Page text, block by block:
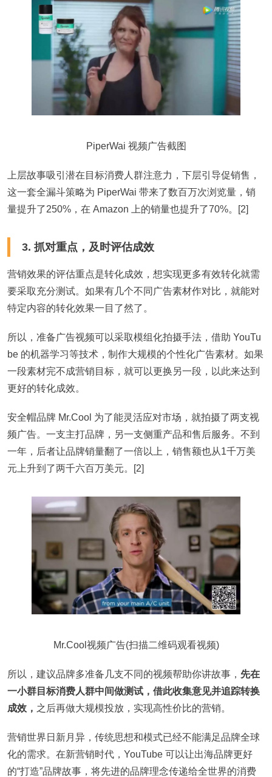
PiperWai 视频广告截图
上层故事吸引潜在目标消费人群注意力，下层引导促销售，
这一套全漏斗策略为 PiperWai 带来了数百万次浏览量，销
量提升了250%，在 Amazon 上的销量也提升了70%。[2]
3. 抓对重点，及时评估成效
营销效果的评估重点是转化成效，想实现更多有效转化就需
要采取充分测试。如果有几个不同广告素材作对比，就能对
特定内容的转化效果一目了然了。
所以，准备广告视频可以采取模组化拍摄手法，借助 YouTu
be 的机器学习等技术，制作大规模的个性化广告素材。如果
一段素材完不成营销目标，就可以更换另一段，以此来达到
更好的转化成效。
安全帽品牌 Mr.Cool 为了能灵活应对市场，就拍摄了两支视
频广告。一支主打品牌，另一支侧重产品和售后服务。不到
一年，后者让品牌销量翻了一倍以上，销售额也从1千万美
元上升到了两千六百万美元。[2]
Mr.Cool视频广告(扫描二维码观看视频)
所以，建议品牌多准备几支不同的视频帮助你讲故事， 先在
一小群目标消费人群中间做测试，借此收集意见并追踪转换
成效， 之后再做大规模投放，实现高性价比的营销。
营销世界日新月异，传统思想和模式已经不能满足品牌全球
化的需求。在新营销时代，YouTube 可以让出海品牌更好
的“打造”品牌故事，将先进的品牌理念传递给全世界的消费